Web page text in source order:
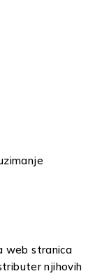
web stranica
njihovih